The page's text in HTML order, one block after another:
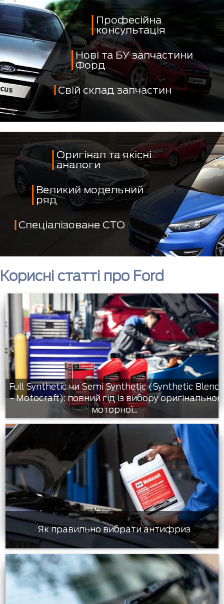
Професійна
консультація
Нові та БУ запчастини
Форд
Свій склад запчастин
Оригінал та якісні
аналоги
Великий модельний
ряд
Спеціалізоване СТО
Корисні статті про Ford
Full Synthetic чи Semi Synthetic (Synthetic Blend
- Motocraft): повний гід із вибору оригінальної
моторної...
Як правильно вибрати антифриз